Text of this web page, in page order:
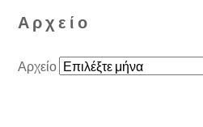
Αρχείο
Αρχείο